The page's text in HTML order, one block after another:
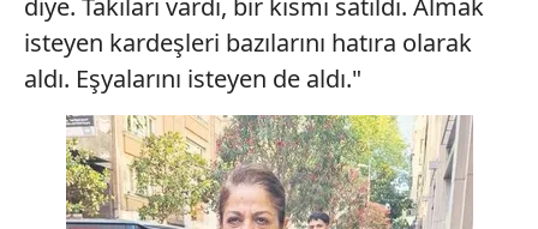
isteyen kardeşleri bazılarını hatıra olarak
aldı. Eşyalarını isteyen de aldı."